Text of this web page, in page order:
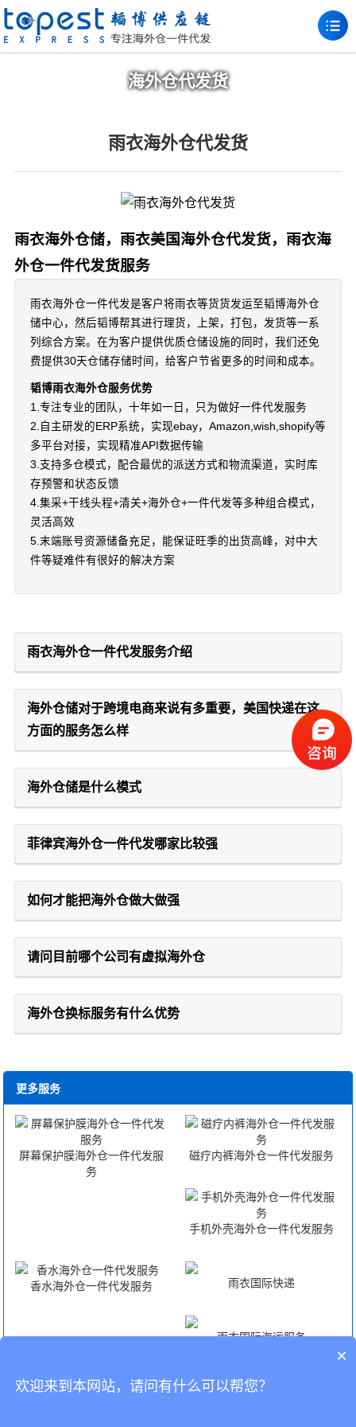
海外仓代发货
雨衣海外仓代发货
雨衣海外仓储，雨衣美国海外仓代发货，雨衣海
外仓一件代发货服务
雨衣海外仓一件代发是客户将雨衣等货货发运至韬博海外仓
储中心，然后韬博帮其进行理货，上架，打包，发货等一系
列综合方案。在为客户提供优质仓储设施的同时，我们还免
费提供30天仓储存储时间，给客户节省更多的时间和成本。
韬博雨衣海外仓服务优势
1.专注专业的团队，十年如一日，只为做好一件代发服务
2.自主研发的ERP系统，实现ebay，Amazon,wish,shopify等
多平台对接，实现精准API数据传输
3.支持多仓模式，配合最优的派送方式和物流渠道，实时库
存预警和状态反馈
4.集采+干线头程+清关+海外仓+一件代发等多种组合模式，
灵活高效
5.末端账号资源储备充足，能保证旺季的出货高峰，对中大
件等疑难件有很好的解决方案
雨衣海外仓一件代发服务介绍
海外仓储对于跨境电商来说有多重要，美国快递在这
方面的服务怎么样
海外仓储是什么模式
菲律宾海外仓一件代发哪家比较强
如何才能把海外仓做大做强
请问目前哪个公司有虚拟海外仓
海外仓换标服务有什么优势
更多服务
屏幕保护膜海外仓一件代发服
务
磁疗内裤海外仓一件代发服务
手机外壳海外仓一件代发服务
香水海外仓一件代发服务 雨衣国际快递
雨衣国际海运服务
雨衣国际空运服务 雨衣FBA头程
×
欢迎来到本网站，请问有什么可以帮您？